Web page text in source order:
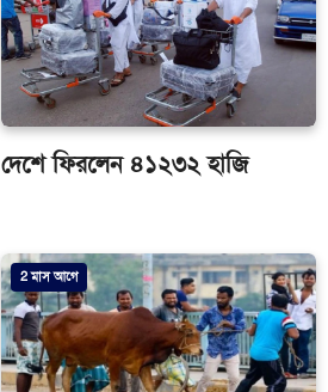
দেশে ফিরলেন ৪১২৩২ হাজি
2 মাস আগে